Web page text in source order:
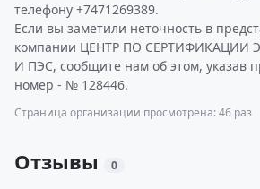
телефону +7471269389.
Если вы заметили неточность в
компании ЦЕНТР ПО СЕРТИФИКАЦИИ
И ПЭС, сообщите нам об этом, указав
номер - № 128446.
Страница организации просмотрена: 46 раз
Отзывы 0